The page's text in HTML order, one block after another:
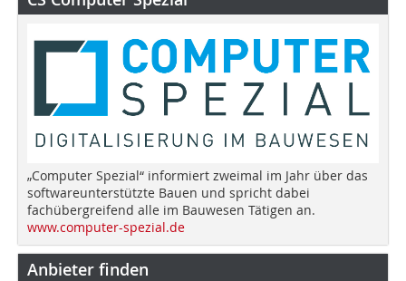
„Computer Spezial“ informiert zweimal im Jahr über das
softwareunterstützte Bauen und spricht dabei
fachübergreifend alle im Bauwesen Tätigen an.
www.computer-spezial.de
Anbieter finden